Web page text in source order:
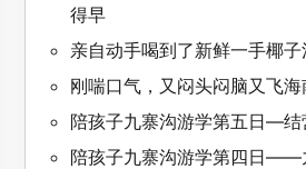
得早
亲自动手喝到了新鲜一手椰子
刚喘口气，又闷头闷脑又飞海
陪孩子九寨沟游学第五日—结
陪孩子九寨沟游学第四日——